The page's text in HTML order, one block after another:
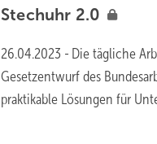
Stechuhr 2.0
26.04.2023 - Die tägliche
Gesetzentwurf des
praktikable Lösungen für